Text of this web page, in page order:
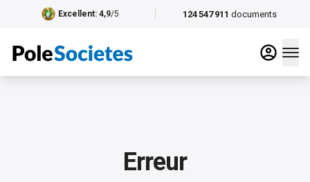
124 547 911 documents
Excellent: 4,9/5
Erreur